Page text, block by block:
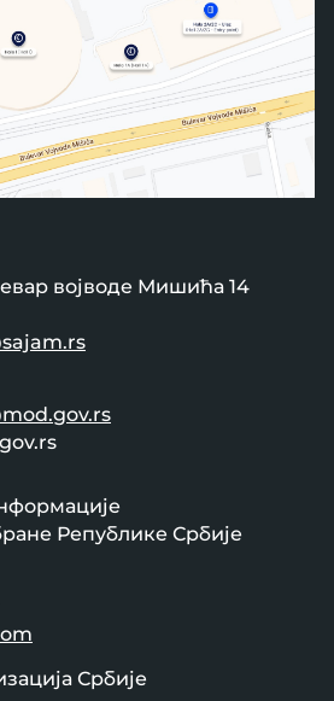
војводе Мишића 14
Републике Србије
Србије